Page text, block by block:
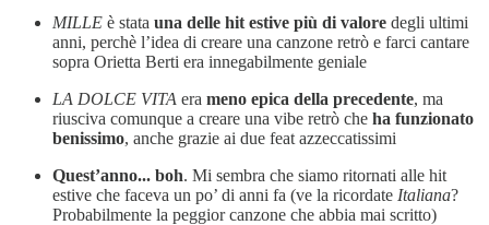
MILLE è stata una delle hit estive più di valore degli ultimi
anni, perchè l’idea di creare una canzone retrò e farci cantare
sopra Orietta Berti era innegabilmente geniale
LA DOLCE VITA era meno epica della precedente, ma
riusciva comunque a creare una vibe retrò che ha funzionato
benissimo, anche grazie ai due feat azzeccatissimi
Quest’anno... boh. Mi sembra che siamo ritornati alle hit
estive che faceva un po’ di anni fa (ve la ricordate Italiana?
Probabilmente la peggior canzone che abbia mai scritto)